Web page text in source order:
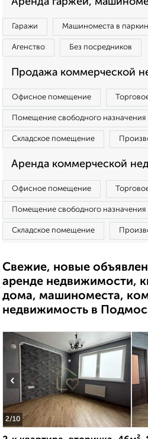
Гаражи Машиноместа в
Агенство Без посредников
Продажа коммерческой
Офисное помещение
Помещение свободного назначения
Складское помещение
Аренда коммерческой
Офисное помещение
Помещение свободного назначения
Складское помещение
Свежие, новые
аренде недвижимости,
дома, машиноместа,
недвижимость в
2/10
‹